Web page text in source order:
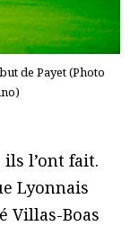
de Payet (Photo
l’ont fait.
Lyonnais
Villas-Boas